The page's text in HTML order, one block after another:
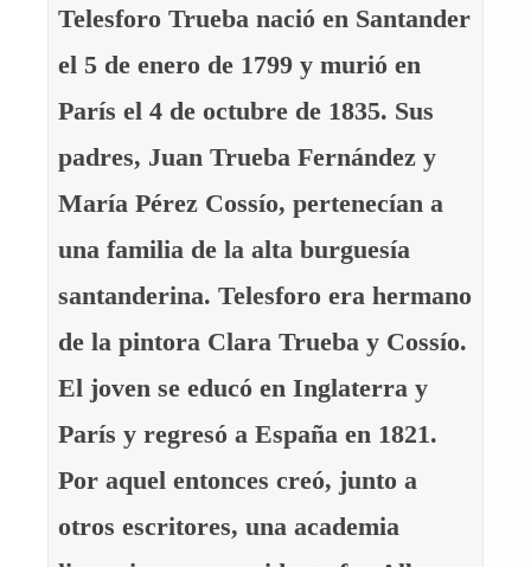
Telesforo Trueba nació en Santander
el 5 de enero de 1799 y murió en
París el 4 de octubre de 1835. Sus
padres, Juan Trueba Fernández y
María Pérez Cossío, pertenecían a
una familia de la alta burguesía
santanderina. Telesforo era hermano
de la pintora Clara Trueba y Cossío.
El joven se educó en Inglaterra y
París y regresó a España en 1821.
Por aquel entonces creó, junto a
otros escritores, una academia